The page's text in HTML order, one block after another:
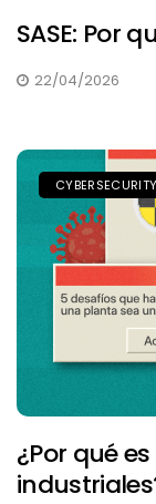
SASE: Por
22/04/2026
CYBERSECURITY
¿Por qué